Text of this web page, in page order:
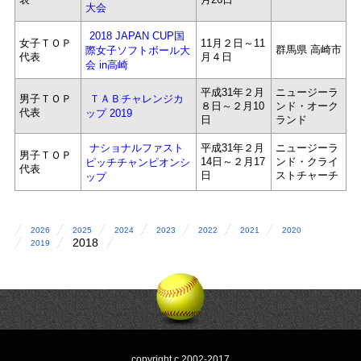
大会
女子ＴＯＰ
代表
2018 JAPAN CUP国
際女子ソフトボール大
会 in高崎
11月２日～11
月４日
群馬県 高崎市
男子ＴＯＰ
代表
ＴＡＢチャレンジカ
ップ 2019
平成31年２月
８日～２月10
日
ニュージーラ
ンド・オーク
ランド
男子ＴＯＰ
代表
ナショナルファスト
ピッチチャンピオンシ
ップ
平成31年２月
14日～２月17
日
ニュージーラ
ンド・クライ
ストチャーチ
2026 2025 2024 2023 2022 2021
2020
2019
2018